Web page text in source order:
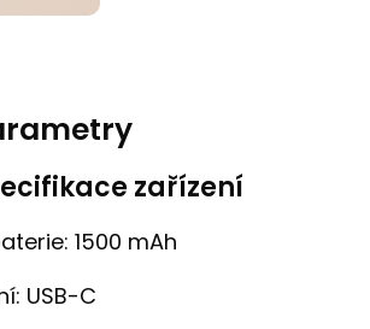
zařízení
1500 mAh
USB-C